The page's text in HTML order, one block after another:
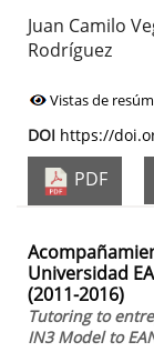
Juan Camilo
Rodríguez
Vistas de
DOI https://
PDF
Universidad
(2011-2016)
Tutoring to
IN3 Model to